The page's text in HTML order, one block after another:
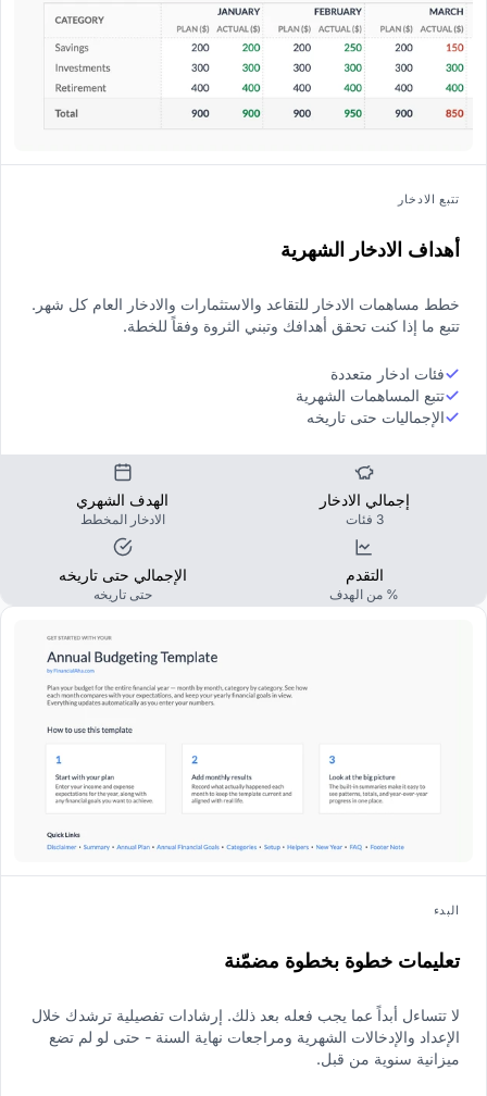
تتبع الادخار
أهداف الادخار الشهرية
خطط مساهمات الادخار للتقاعد والاستثمارات والادخار العام كل شهر.
تتبع ما إذا كنت تحقق أهدافك وتبني الثروة وفقاً للخطة.
فئات ادخار متعددة
تتبع المساهمات الشهرية
الإجماليات حتى تاريخه
إجمالي الادخار
3 فئات
الهدف الشهري
الادخار المخطط
التقدم
% من الهدف
الإجمالي حتى تاريخه
حتى تاريخه
البدء
تعليمات خطوة بخطوة مضمّنة
لا تتساءل أبداً عما يجب فعله بعد ذلك. إرشادات تفصيلية ترشدك خلال
الإعداد والإدخالات الشهرية ومراجعات نهاية السنة - حتى لو لم تضع
ميزانية سنوية من قبل.